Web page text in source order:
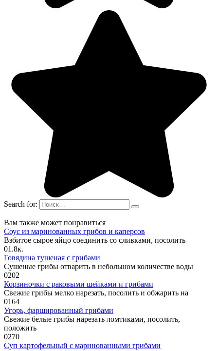
Search for:
Вам также может понравиться
Соус из маринованных грибов и каперсов
Взбитое сырое яйцо соединить со сливками, посолить
01.8к.
Говядина тушеная с грибами
Сушеные грибы отварить в небольшом количестве воды
0202
Корзиночки с раковыми шейками и грибами
Свежие грибы мелко нарезать, посолить и обжарить на
0164
Угорь, фаршированный грибами
Свежие белые грибы нарезать ломтиками, посолить,
положить
0270
Суп картофельный с маринованными грибами